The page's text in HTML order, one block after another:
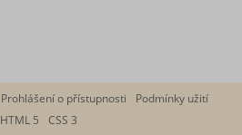
Prohlášení o přístupnosti
Podmínky užití
HTML 5
CSS 3